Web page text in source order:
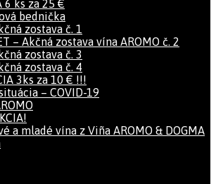
6 ks za 25 €
bednička
zostava č. 1
– Akčná zostava vína AROMO č. 2
zostava č. 3
zostava č. 4
3ks za 10 € !!!
– COVID-19
a mladé vína z Viña AROMO & DOGMA